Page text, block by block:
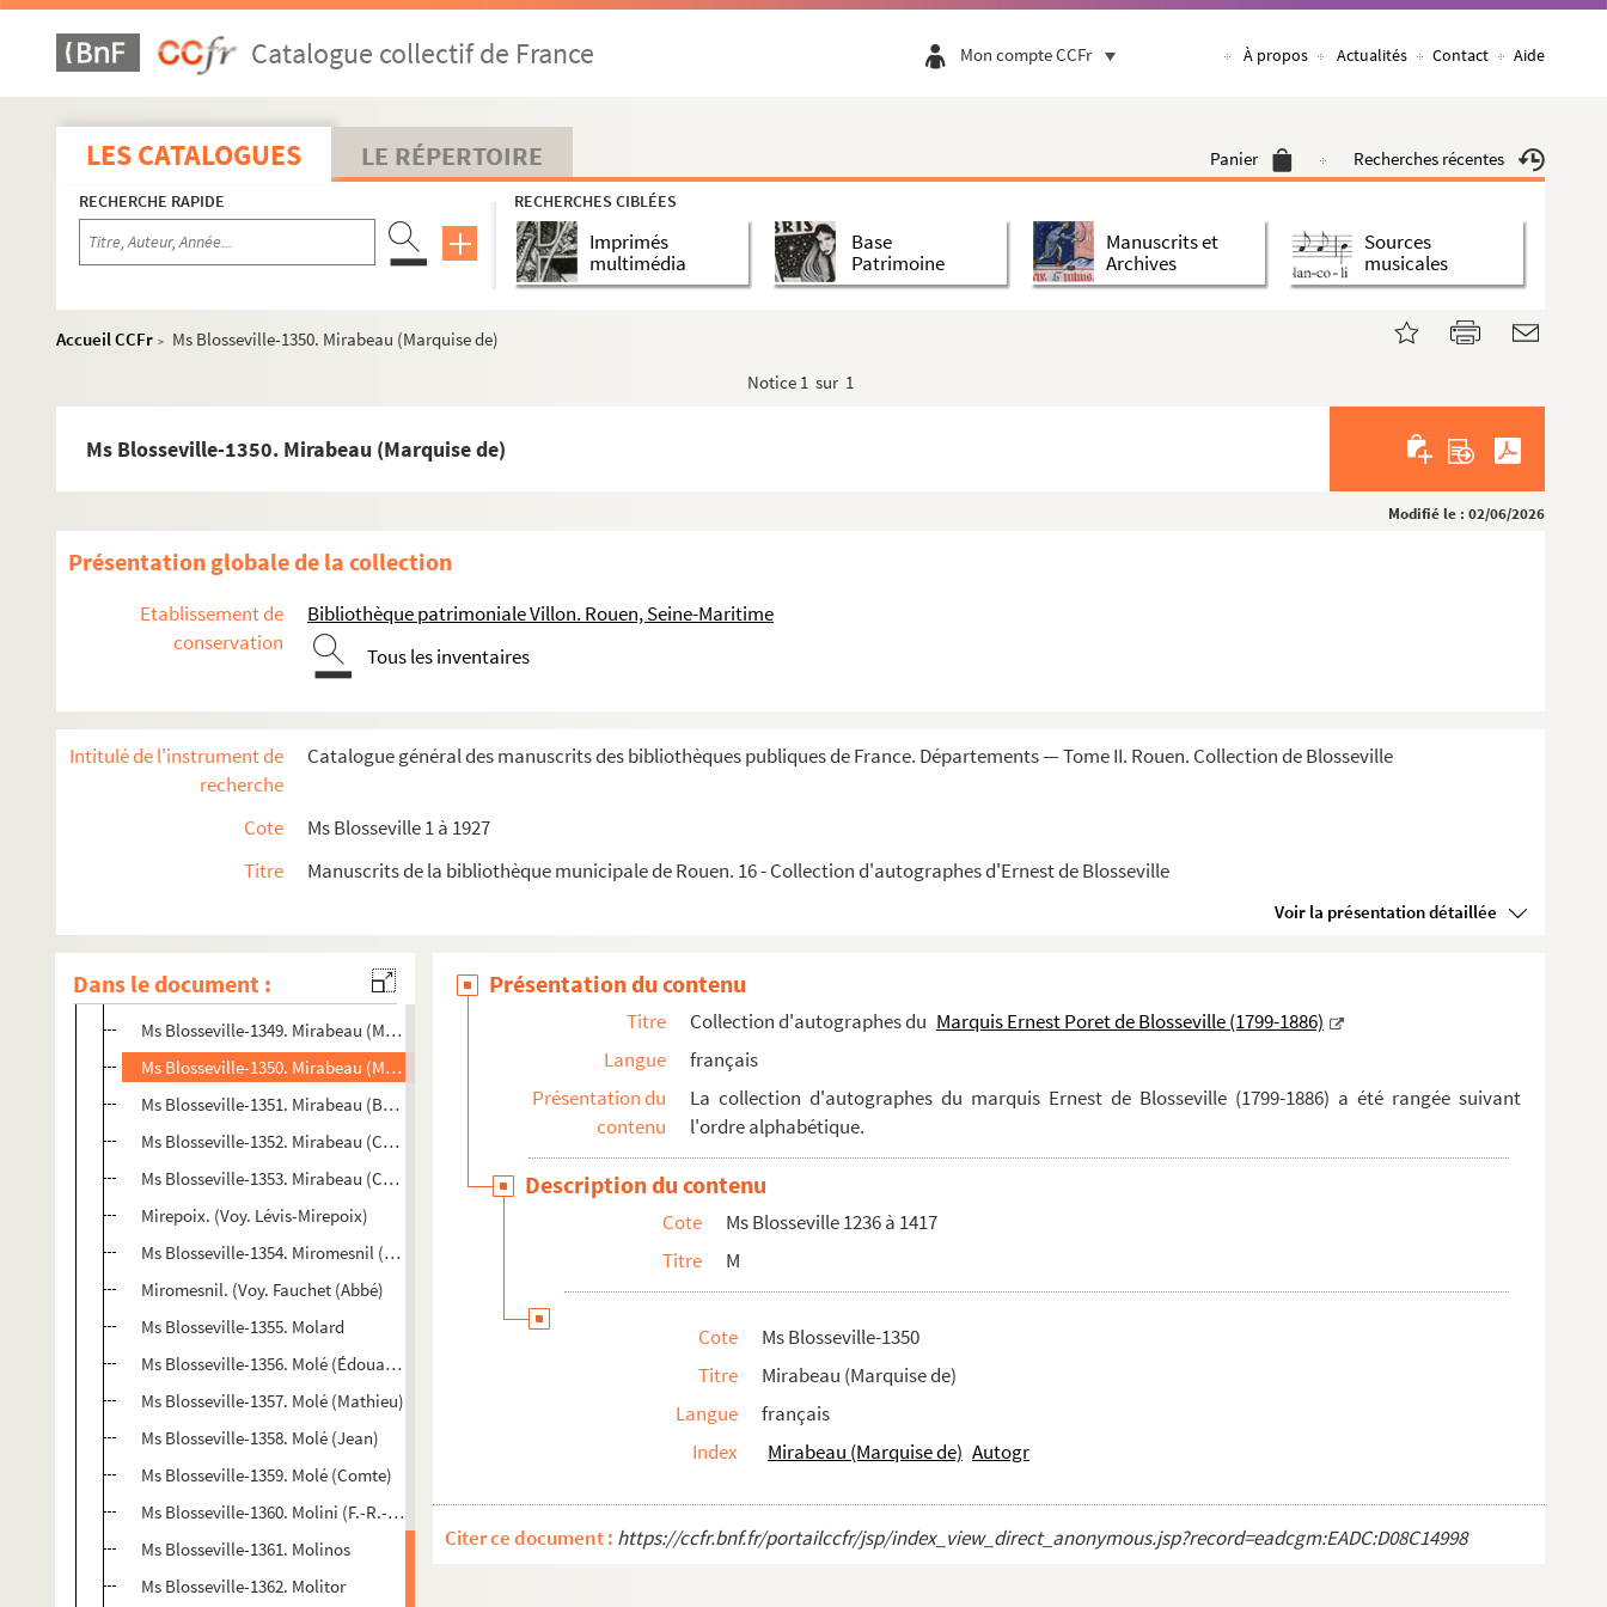
Catalogue collectif de France Mon compte CCFr À propos Actualités Contact Aide
LES CATALOGUES LE RÉPERTOIRE Panier Recherches récentes
RECHERCHE RAPIDE RECHERCHES CIBLÉES
Imprimés
multimédia
Base
Patrimoine
Manuscrits et
Archives
Sources
musicales
Accueil CCFr >
Ms Blosseville-1350. Mirabeau (Marquise de)
Notice 1 sur 1
Ms Blosseville-1350. Mirabeau (Marquise de)
Modifié le : 02/06/2026
Présentation globale de la collection
Etablissement de
conservation
Bibliothèque patrimoniale Villon. Rouen, Seine-Maritime
Tous les inventaires
Intitulé de l'instrument de
recherche
Catalogue général des manuscrits des bibliothèques publiques de France. Départements — Tome II. Rouen. Collection de Blosseville
Cote
Ms Blosseville 1 à 1927
Titre
Manuscrits de la bibliothèque municipale de Rouen. 16 - Collection d'autographes d'Ernest de Blosseville
Voir la présentation détaillée
Dans le document :
Ms Blosseville-1324. Méry
Ms Blosseville-1325. Mesmer
Ms Blosseville-1326. Mesmes (J.-J., comte de)
Ms Blosseville-1327. Mesmes (Henri de)
Ms Blosseville-1328. Mesnard (Comte de)
Ms Blosseville-1329. Mesnet
Ms Blosseville-1334. Micali
Michaud. (Voy. Bernard)
Ms Blosseville-1338. Michel (Théodore)
Ms Blosseville-1339. Michel (Scipion)
Ms Blosseville-1341. Migne (Abbé)
Ms Blosseville-1342. Milet de Mureau
Ms Blosseville-1345. Milon de Mesne (Comte de)
Ms Blosseville-1347. Mirabeau (Chevalier)
Ms Blosseville-1348. Mirabeau-Riquetti (Comte de)
Ms Blosseville-1349. Mirabeau (Marquis de)
Ms Blosseville-1350. Mirabeau (Marquise de)
Ms Blosseville-1351. Mirabeau (Bailli de)
Ms Blosseville-1352. Mirabeau (Comte de)
Ms Blosseville-1353. Mirabeau (Chevalier de), dit Mirabeau-Tonneau
Mirepoix. (Voy. Lévis-Mirepoix)
Ms Blosseville-1354. Miromesnil (De)
Miromesnil. (Voy. Fauchet (Abbé)
Ms Blosseville-1355. Molard
Ms Blosseville-1356. Molé (Édouard)
Ms Blosseville-1357. Molé (Mathieu)
Ms Blosseville-1358. Molé (Jean)
Ms Blosseville-1359. Molé (Comte)
Ms Blosseville-1360. Molini (F.-R.-A.)
Ms Blosseville-1361. Molinos
Ms Blosseville-1362. Molitor
Présentation du contenu
Titre Collection d'autographes du Marquis Ernest Poret de Blosseville (1799-1886)
Langue
français
Présentation du
contenu
La collection d'autographes du marquis Ernest de Blosseville (1799-1886) a été rangée suivant
l'ordre alphabétique.
Description du contenu
Cote
Ms Blosseville 1236 à 1417
Titre
M
Cote
Ms Blosseville-1350
Titre
Mirabeau (Marquise de)
Langue
français
Index
Mirabeau (Marquise de) Autogr
Citer ce document : https://ccfr.bnf.fr/portailccfr/jsp/index_view_direct_anonymous.jsp?record=eadcgm:EADC:D08C14998